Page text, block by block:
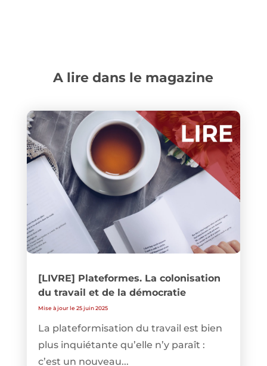
A lire dans le magazine
[LIVRE] Plateformes. La colonisation
du travail et de la démocratie
Mise à jour le 25 juin 2025
La plateformisation du travail est bien
plus inquiétante qu’elle n’y paraît :
c’est un nouveau...